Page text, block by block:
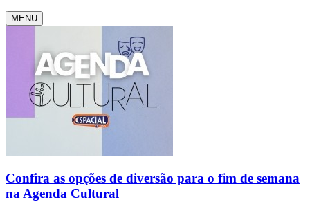
MENU
Confira as opções de diversão para o fim de semana
na Agenda Cultural